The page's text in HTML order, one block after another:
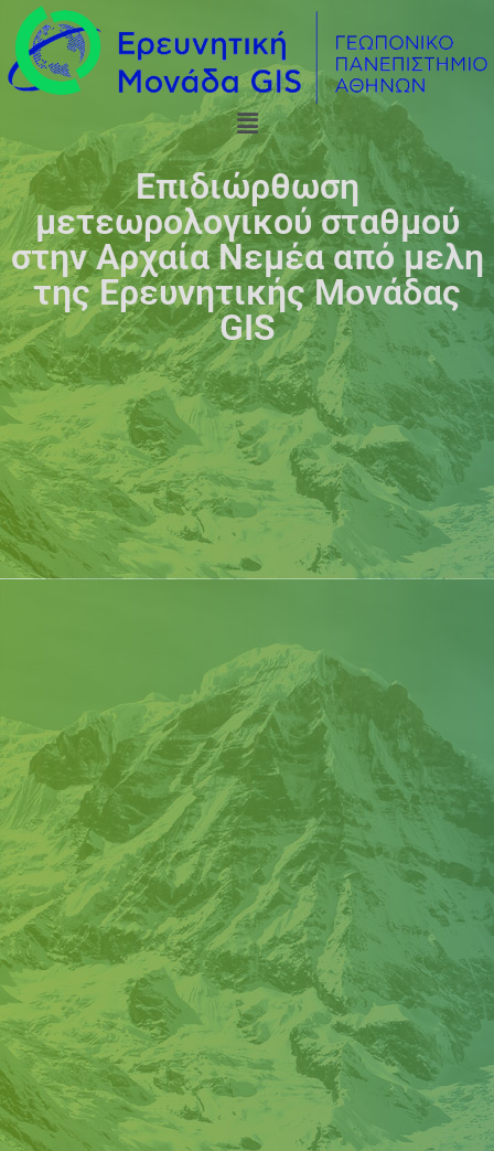
Επιδιώρθωση
μετεωρολογικού σταθμού
στην Αρχαία Νεμέα από μελη
της Ερευνητικής Μονάδας
GIS